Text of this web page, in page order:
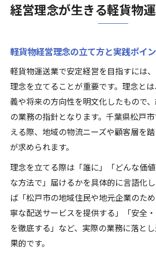
経営理念が生きる軽貨物
軽貨物経営理念の立て方と実践ポイ
軽貨物運送業で安定経営を目指すには
理念を立てることが重要です。理念と
義や将来の方向性を明文化したもので
の業務の指針となります。千葉県松戸
える際、地域の物流ニーズや顧客層を
が求められます。
理念を立てる際は「誰に」「どんな価
な方法で」届けるかを具体的に言語化
ば「松戸市の地域住民や地元企業のた
寧な配送サービスを提供する」「安全
を徹底する」など、実際の業務に落と
果的です。